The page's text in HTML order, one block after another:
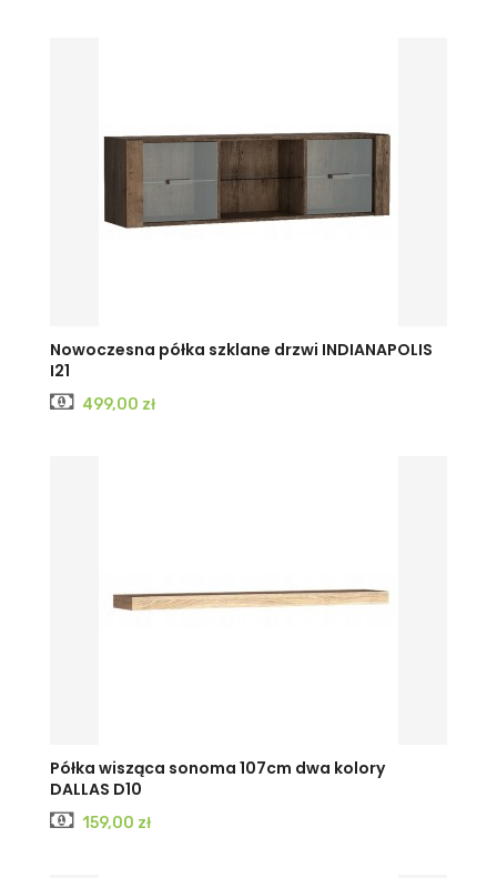
KRAFTJESIONJESION
Nowoczesna półka szklane drzwi INDIANAPOLIS
I21
Cena
499,00 zł
Półka wisząca sonoma 107cm dwa kolory
DALLAS D10
Cena
159,00 zł